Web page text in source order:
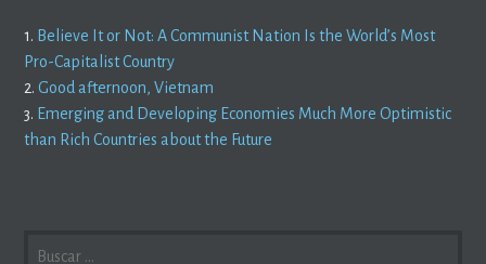
1. Believe It or Not: A Communist Nation Is the World’s Most
Pro-Capitalist Country
2.Good afternoon, Vietnam
3. Emerging and Developing Economies Much More Optimistic
than Rich Countries about the Future